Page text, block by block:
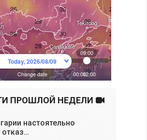
ПРОШЛОЙ НЕДЕЛИ
настоятельно
отказ…